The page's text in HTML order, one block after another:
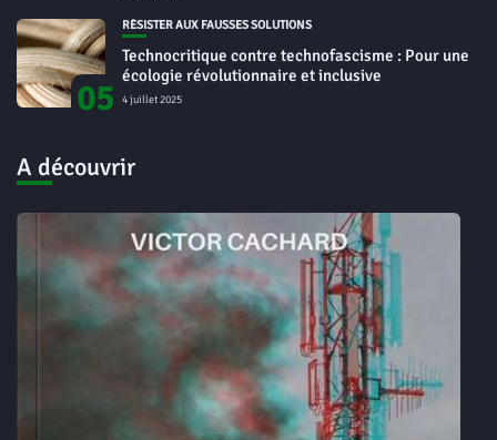
05
RÉSISTER AUX FAUSSES SOLUTIONS
Technocritique contre technofascisme : Pour une
écologie révolutionnaire et inclusive
4 juillet 2025
A découvrir